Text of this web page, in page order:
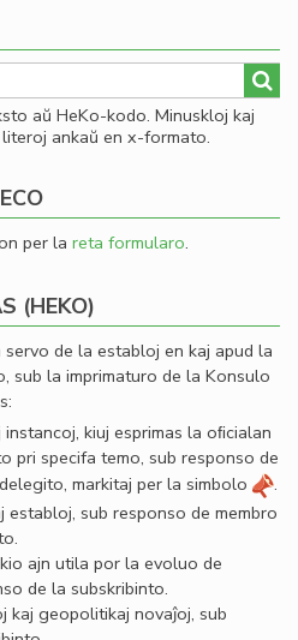
aŭ HeKo-kodo. Minuskloj kaj
ankaŭ en x-formato.
per la reta formularo.
(HEKO)
de la establoj en kaj apud la
sub la imprimaturo de la Konsulo
kiuj esprimas la oﬁcialan
pri specifa temo, sub responso de
markitaj per la simbolo
.
establoj, sub responso de membro
ajn utila por la evoluo de
de la subskribinto.
kaj geopolitikaj novaĵoj, sub